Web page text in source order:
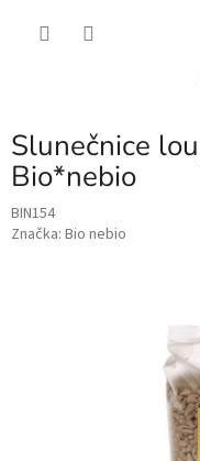
Slunečnice
Bio*nebio
BIN154
Značka: Bio nebio